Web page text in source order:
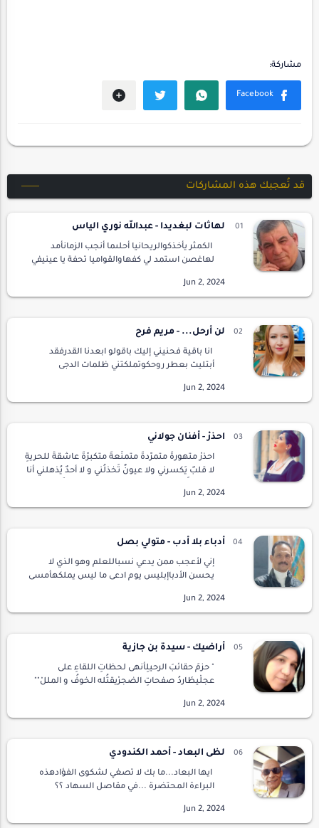
قد تُعجبك هذه المشاركات
لهاثات لبغديدا - عبدالله نوري الياس
الكمثر يأخذكوالريحانيا أحلىما أنجب الزمانأمد
لهاغصن استمد لي كفهاوالقواميا تحفة يا عينيفي
وشوشة منقاريا رغيف خبزيسعى إليك القلبوالبن…
لن أرحل... - مريم فرح
انا باقية فحنيني إليك باقولو ابعدنا القدرفقد
أبتليت بعطر روحكوتملكتني ظلمات الدجى
تنسيني الكدرفسبحان معبودبث في ملامحك نور
القمرأنا با…
احذرْ - أفنان جولاني
احذرْ متهورةٌ متمرّدةٌ متمنّعةٌ متكبرّةٌ عاشقةَ للحريةِ
لا قلبٌ يَكسرني ولا عيونٌ تَخذلُني و لا أحدٌ يُذهلني أنا
وأسحَقها عرشي حصينٌ…
أدباء بلا أدب - متولي بصل
إني لأعجب ممن يدعي نسباللعلم وهو الذي لا
يحسن الأدباإبليس يوم ادعى ما ليس يملكهأمسى
حناجركمإن الحمير تظن نهيقها طرباتمشي عليها
من الأسفار …
أراضيك - سيدة بن جازية
" حزمَ حقائبَ الرحيلِأنهى لحظاتِ اللقاءِ على
عجلْيطَاردُ صفحاتِ الضجرْيقتُله الخوفُ و المللْ""
الهممْأنك زارعُ الأمل؟تمهَّلْ، أرجو س…
لظى البعاد - أحمد الكندودي
ايها البعاد...ما بك لا تصغي لشكوى الفؤادهذه
البراءة المحتضرة ...في مقاصل السهاد ؟؟
حديد ورمادالآنات في مدامع الورد تحجرتوالأشواق